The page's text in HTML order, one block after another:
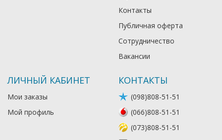
Контакты
Публичная оферта
Сотрудничество
Вакансии
ЛИЧНЫЙ КАБИНЕТ
Мои заказы
Мой профиль
КОНТАКТЫ
(098)808-51-51
(066)808-51-51
(073)808-51-51